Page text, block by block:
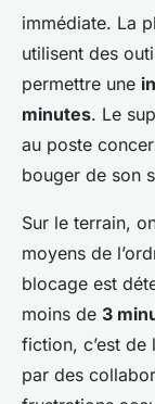
immédiate. La
utilisent des
permettre une
minutes. Le
au poste
bouger de son
Sur le terrain,
moyens de
blocage est
moins de 3
fiction, c’est
par des